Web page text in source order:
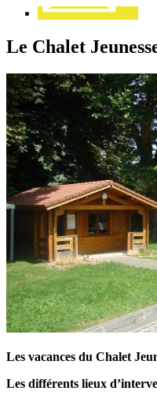
Le Chalet
Les vacances du Chalet
Les différents lieux